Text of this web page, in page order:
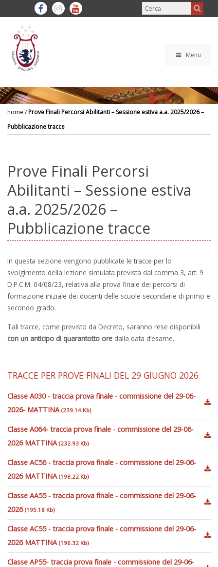
Menu
home /Prove Finali Percorsi Abilitanti – Sessione estiva a.a. 2025/2026 –
Pubblicazione tracce
Prove Finali Percorsi
Abilitanti – Sessione estiva
a.a. 2025/2026 –
Pubblicazione tracce
In questa sezione vengono pubblicate le tracce per lo
svolgimento della lezione simulata prevista dal comma 3, art. 9
D.P.C.M. 04/08/23, relativa alla prova finale dei percorsi di
formazione iniziale dei docenti delle scuole secondarie di primo e
secondo grado.
Tali tracce, come previsto da Decreto, saranno rese disponibili
con un anticipo di quarantotto ore dalla data d’esame.
TRACCE PER PROVE FINALI DEL 29 GIUGNO 2026
Classe A030 - traccia prova finale - commissione del 29-06-
2026- MATTINA (239.14 Kb)
Classe A064- traccia prova finale - commissione del 29-06-
2026 MATTINA (232.93 Kb)
Classe AC56 - traccia prova finale - commissione del 29-06-
2026 MATTINA (198.22 Kb)
Classe AA55 - traccia prova finale - commissione del 29-06-
2026 (195.18 Kb)
Classe AC55 - traccia prova finale - commissione del 29-06-
2026 MATTINA (196.32 Kb)
Classe AP55- traccia prova finale - commissione del 29-06-